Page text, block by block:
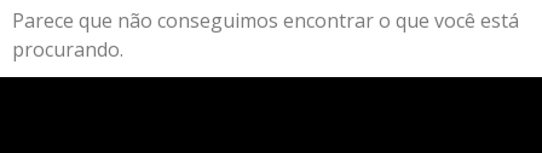
Parece que não conseguimos encontrar o que você está
procurando.